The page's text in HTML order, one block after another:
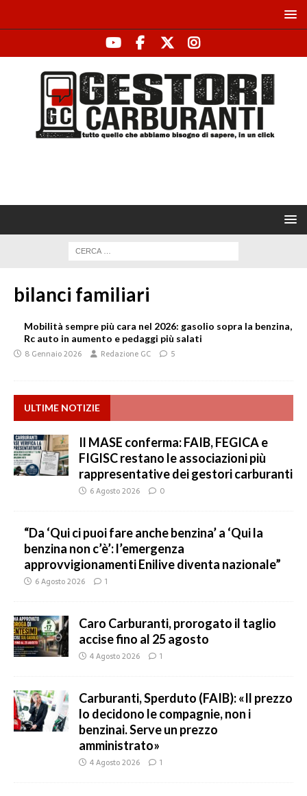
bilanci familiari
Mobilità sempre più cara nel 2026: gasolio sopra la benzina,
Rc auto in aumento e pedaggi più salati
8 Gennaio 2026 Redazione GC 5
ULTIME NOTIZIE
Il MASE conferma: FAIB, FEGICA e
FIGISC restano le associazioni più
rappresentative dei gestori carburanti
6 Agosto 2026 0
“Da ‘Qui ci puoi fare anche benzina’ a ‘Qui la
benzina non c’è’: l’emergenza
approvvigionamenti Enilive diventa nazionale”
6 Agosto 2026 1
Caro Carburanti, prorogato il taglio
accise fino al 25 agosto
4 Agosto 2026 1
Carburanti, Sperduto (FAIB): «Il prezzo
lo decidono le compagnie, non i
benzinai. Serve un prezzo
amministrato»
4 Agosto 2026 1